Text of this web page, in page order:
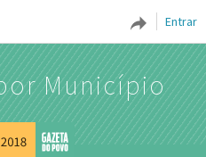
Entrar
Município